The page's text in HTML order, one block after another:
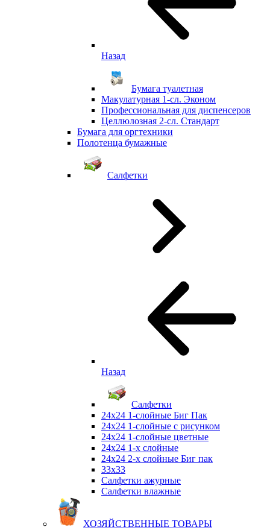
Назад
Бумага туалетная
Макулатурная 1-сл. Эконом
Профессиональная для диспенсеров
Целлюлозная 2-сл. Стандарт
Бумага для оргтехники
Полотенца бумажные
Салфетки
Назад
Салфетки
24х24 1-слойные Биг Пак
24х24 1-слойные с рисунком
24х24 1-слойные цветные
24х24 1-х слойные
24х24 2-х слойные Биг пак
33х33
Салфетки ажурные
Салфетки влажные
ХОЗЯЙСТВЕННЫЕ ТОВАРЫ